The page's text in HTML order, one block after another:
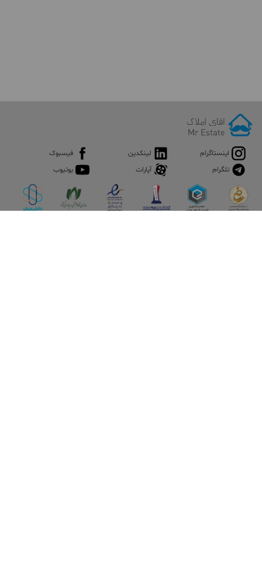
اینستاگرام لینکدین
فیسبوک
تلگرام
آپارات یوتیوب